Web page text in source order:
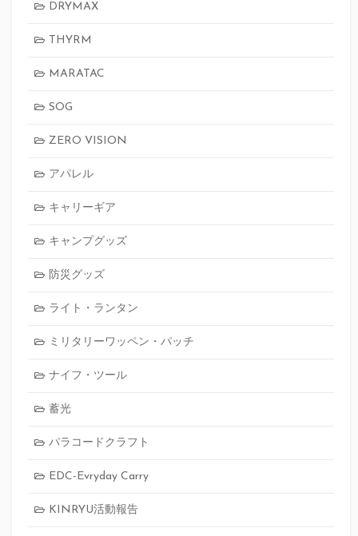
DRYMAX
THYRM
MARATAC
SOG
ZERO VISION
アパレル
キャリーギア
キャンプグッズ
防災グッズ
ライト・ランタン
ミリタリーワッペン・パッチ
ナイフ・ツール
蓄光
パラコードクラフト
EDC-Evryday Carry
KINRYU活動報告